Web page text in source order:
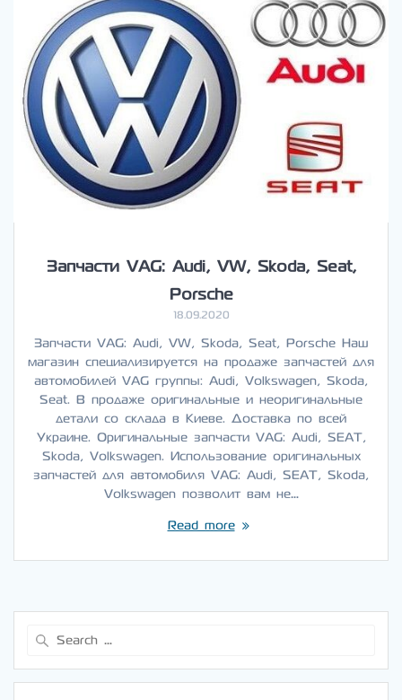
Запчасти VAG: Audi, VW, Skoda, Seat,
Porsche
18.09.2020
Запчасти VAG: Audi, VW, Skoda, Seat, Porsche Наш
магазин специализируется на продаже запчастей для
автомобилей VAG группы: Audi, Volkswagen, Skoda,
Seat. В продаже оригинальные и неоригинальные
детали со склада в Киеве. Доставка по всей
Украине. Оригинальные запчасти VAG: Audi, SEAT,
Skoda, Volkswagen. Использование оригинальных
запчастей для автомобиля VAG: Audi, SEAT, Skoda,
Volkswagen позволит вам не…
Read more